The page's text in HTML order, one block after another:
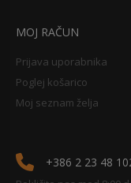
MOJ RAČUN
Prijava uporabnika
Poglej košarico
Moj seznam želja
+386 2 23 48